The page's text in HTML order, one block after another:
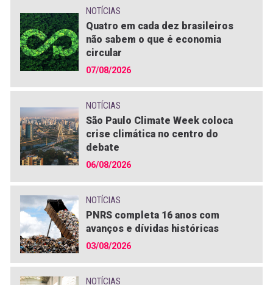
NOTÍCIAS
Quatro em cada dez brasileiros
não sabem o que é economia
circular
07/08/2026
NOTÍCIAS
São Paulo Climate Week coloca
crise climática no centro do
debate
06/08/2026
NOTÍCIAS
PNRS completa 16 anos com
avanços e dívidas históricas
03/08/2026
NOTÍCIAS